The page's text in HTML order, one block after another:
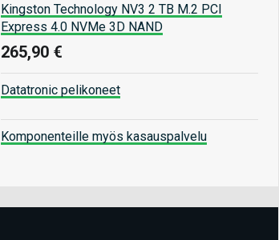
Kingston Technology NV3 2 TB M.2 PCI
Express 4.0 NVMe 3D NAND
265,90 €
Datatronic pelikoneet
Komponenteille myös kasauspalvelu